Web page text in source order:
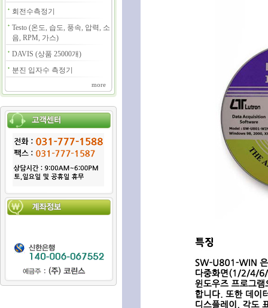
회전수측정기
Testo (온도, 습도, 풍속, 압력, 소
음, RPM, 가스)
DAVIS (상품 25000개)
분진 입자수 측정기
more